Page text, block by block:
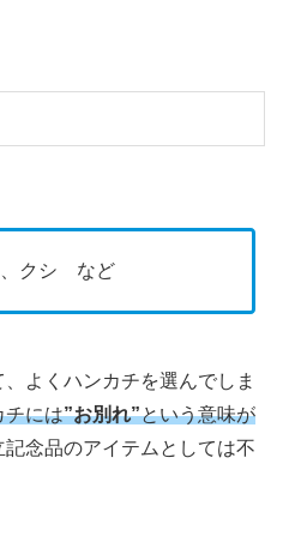
、クシ など
よくハンカチを選んでしま
チには”お別れ”という意味が
記念品のアイテムとしては不